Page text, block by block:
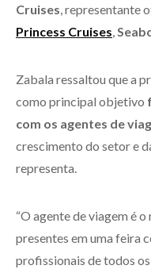
Cruises , representante
Princess Cruises
Zabala ressaltou que a
como principal objetivo
com os agentes de
crescimento do setor e
representa.
“O agente de viagem é
presentes em uma feira
profissionais de todos